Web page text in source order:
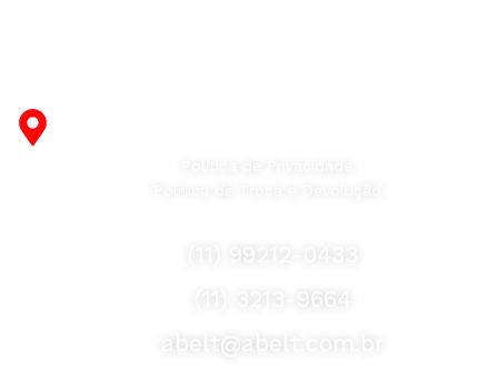
(11) 3213-9664
abelt@abelt.com.br